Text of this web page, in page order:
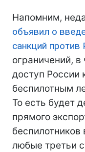
Напомним,
объявил о
санкций против
ограничений,
доступ
беспилотным
То есть будет
прямого
беспилотников
любые третьи